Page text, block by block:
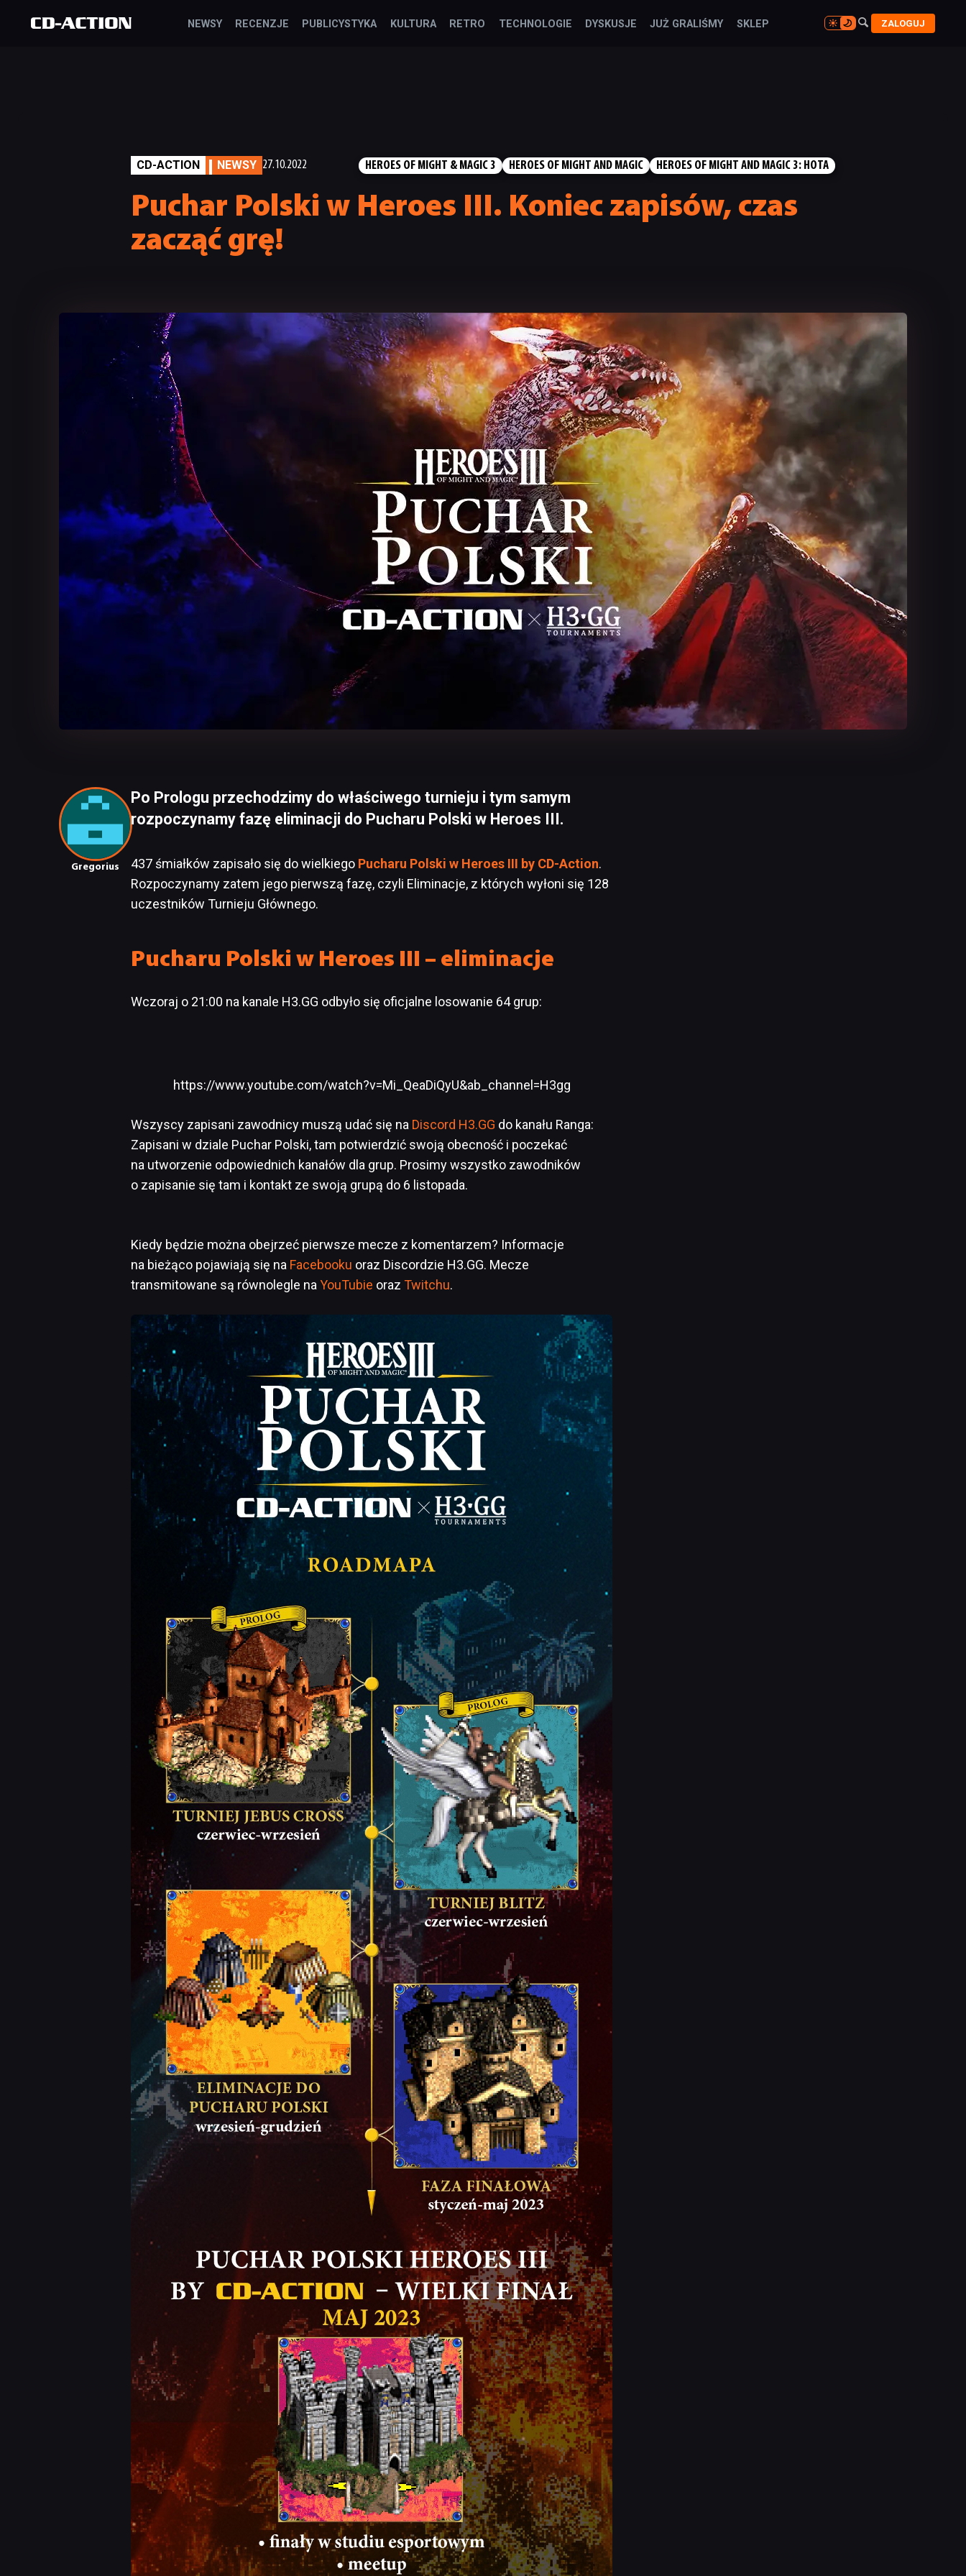
NEWSY RECENZJE PUBLICYSTYKA KULTURA RETRO TECHNOLOGIE DYSKUSJE JUŻ GRALIŚMY SKLEP 
 ZALOGUJ
CD-ACTION NEWSY 27.10.2022 HEROES OF MIGHT & MAGIC 3 HEROES OF MIGHT AND MAGIC HEROES OF MIGHT AND MAGIC 3: HOTA
Puchar Polski w Heroes III. Koniec zapisów, czas
zacząć grę!
Gregorius
Po Prologu przechodzimy do właściwego turnieju i tym samym
rozpoczynamy fazę eliminacji do Pucharu Polski w Heroes III.
437 śmiałków zapisało się do wielkiego Pucharu Polski w Heroes III by CD-Action.
Rozpoczynamy zatem jego pierwszą fazę, czyli Eliminacje, z których wyłoni się 128
uczestników Turnieju Głównego.
Pucharu Polski w Heroes III – eliminacje
Wczoraj o 21:00 na kanale H3.GG odbyło się oficjalne losowanie 64 grup:
https://www.youtube.com/watch?v=Mi_QeaDiQyU&ab_channel=H3gg
Wszyscy zapisani zawodnicy muszą udać się na Discord H3.GG do kanału Ranga:
Zapisani w dziale Puchar Polski, tam potwierdzić swoją obecność i poczekać
na utworzenie odpowiednich kanałów dla grup. Prosimy wszystko zawodników
o zapisanie się tam i kontakt ze swoją grupą do 6 listopada.
Kiedy będzie można obejrzeć pierwsze mecze z komentarzem? Informacje
na bieżąco pojawiają się na Facebooku oraz Discordzie H3.GG. Mecze
transmitowane są równolegle na YouTubie oraz Twitchu.